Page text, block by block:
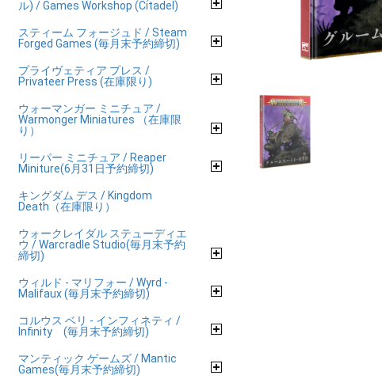
ル) / Games Workshop (Citadel)
スティーム フォージュド / Steam
Forged Games (毎月末予約締切)
プライヴェティア プレス /
Privateer Press (在庫限り)
ウォーマンガー ミニチュア /
Warmonger Miniatures （在庫限
り）
リーパー ミニチュア / Reaper
Miniture(6月31日予約締切)
キングダム デス / Kingdom
Death（在庫限り）
ウォークレイダル ステューディエ
ウ / Warcradle Studio(毎月末予約
締切)
ウィルド - マリフォー / Wyrd -
Malifaux (毎月末予約締切)
コルウス ベリ - インフィネティ /
Infinity (毎月末予約締切)
マンティック ゲームズ / Mantic
Games(毎月末予約締切)